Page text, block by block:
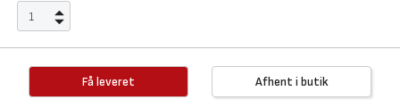
Få leveret Afhent i butik